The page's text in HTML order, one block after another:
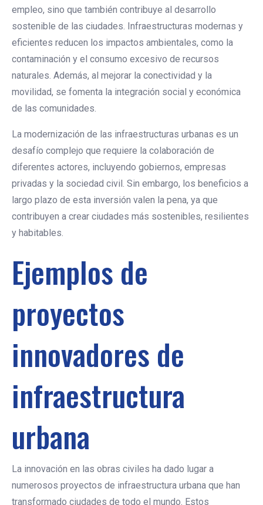
empleo, sino que también contribuye al desarrollo
sostenible de las ciudades. Infraestructuras modernas y
eficientes reducen los impactos ambientales, como la
contaminación y el consumo excesivo de recursos
naturales. Además, al mejorar la conectividad y la
movilidad, se fomenta la integración social y económica
de las comunidades.
La modernización de las infraestructuras urbanas es un
desafío complejo que requiere la colaboración de
diferentes actores, incluyendo gobiernos, empresas
privadas y la sociedad civil. Sin embargo, los beneficios a
largo plazo de esta inversión valen la pena, ya que
contribuyen a crear ciudades más sostenibles, resilientes
y habitables.
Ejemplos de
proyectos
innovadores de
infraestructura
urbana
La innovación en las obras civiles ha dado lugar a
numerosos proyectos de infraestructura urbana que han
transformado ciudades de todo el mundo. Estos